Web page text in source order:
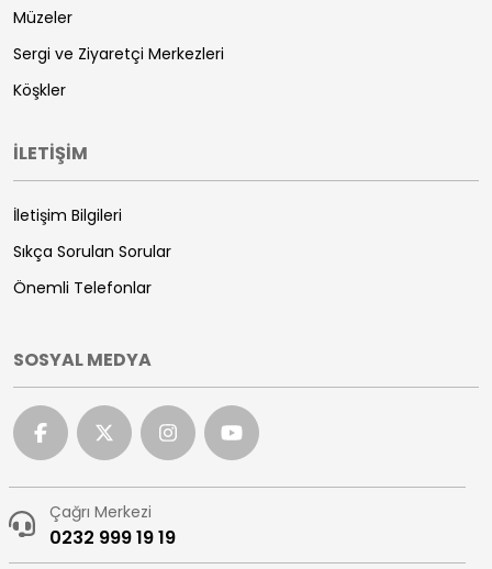
Müzeler
Sergi ve Ziyaretçi Merkezleri
Köşkler
İLETİŞİM
İletişim Bilgileri
Sıkça Sorulan Sorular
Önemli Telefonlar
SOSYAL MEDYA
Çağrı Merkezi
0232 999 19 19